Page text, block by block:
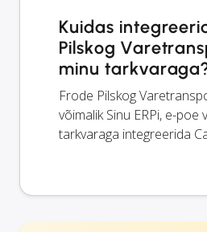
Kuidas
Pilskog
minu
Frode Pilskog
võimalik Sinu ERPi, e-poe
tarkvaraga integreerida